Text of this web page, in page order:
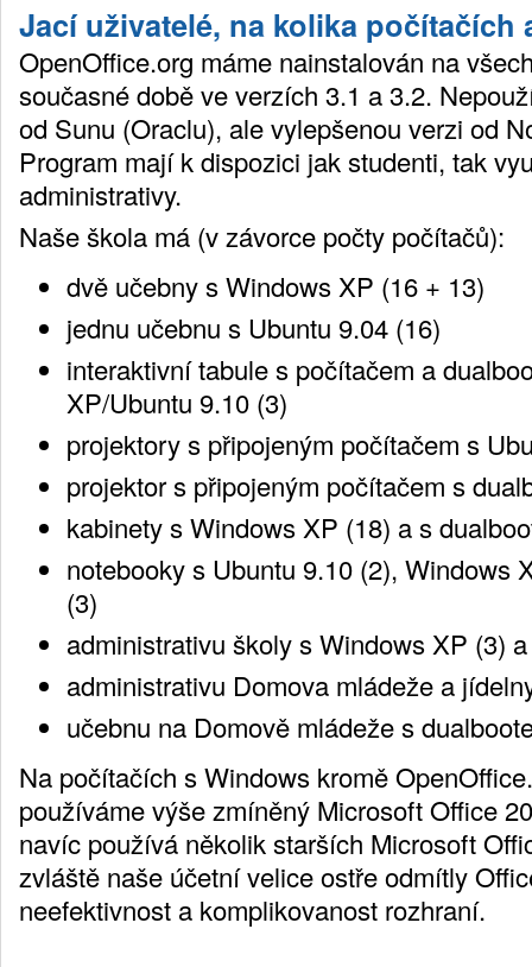
Jací uživatelé, na kolika počítačích
OpenOffice.org máme nainstalován na
současné době ve verzích 3.1 a 3.2.
od Sunu (Oraclu), ale vylepšenou verzi od
Program mají k dispozici jak studenti, tak
administrativy.
Naše škola má (v závorce počty počítačů):
dvě učebny s Windows XP (16 + 13)
jednu učebnu s Ubuntu 9.04 (16)
interaktivní tabule s počítačem a
XP/Ubuntu 9.10 (3)
projektory s připojeným počítačem s
projektor s připojeným počítačem s
kabinety s Windows XP (18) a s
notebooky s Ubuntu 9.10 (2), Windows
(3)
administrativu školy s Windows XP (3)
administrativu Domova mládeže a
učebnu na Domově mládeže s
Na počítačích s Windows kromě
používáme výše zmíněný Microsoft Office
navíc používá několik starších Microsoft
zvláště naše účetní velice ostře odmítly
neefektivnost a komplikovanost rozhraní.